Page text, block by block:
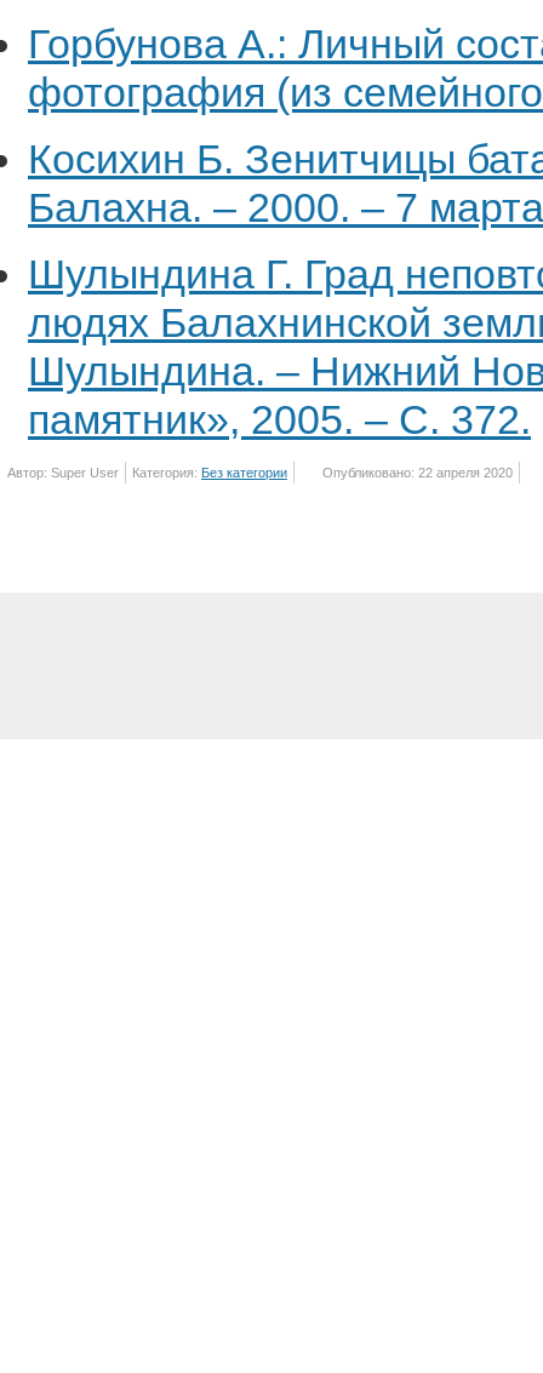
Горбунова А.: Личный
фотография (из
Косихин Б. Зенитчицы
Балахна. – 2000. – 7
Шулындина Г. Град
людях Балахнинской
Шулындина. – Нижний
памятник», 2005. – С. 372.
Автор: Super User Категория: Без категории Опубликовано: 22 апреля 2020